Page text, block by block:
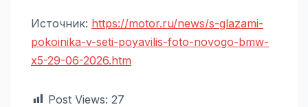
Источник: https://motor.ru/news/s-glazami-
pokoinika-v-seti-poyavilis-foto-novogo-bmw-
x5-29-06-2026.htm
Post Views: 27